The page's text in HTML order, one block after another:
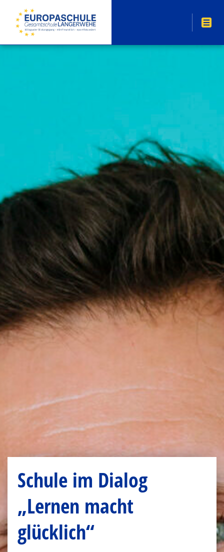
Schule im Dialog
„Lernen macht
glücklich“